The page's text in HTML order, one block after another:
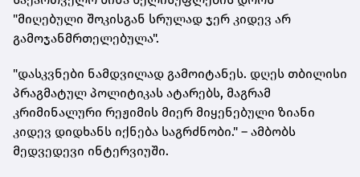
"მიღებული შოკისგან სრულად ჯერ კიდევ არ
გამოჯანმრთელებულა".
"დასკვნები ნამდვილად გამოიტანეს. დღეს თბილისი
პრაგმატულ პოლიტიკას ატარებს, მაგრამ
კრიმინალური რეჟიმის მიერ მიყენებული ზიანი
კიდევ დიდხანს იქნება საგრძნობი." – ამბობს
მედვედევი ინტერვიუში.